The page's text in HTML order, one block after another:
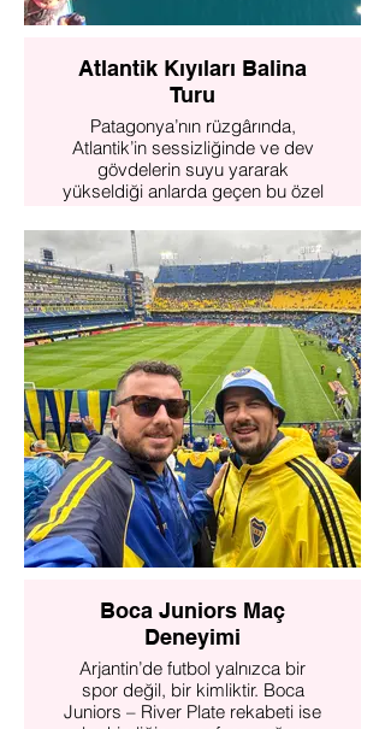
Atlantik Kıyıları Balina
Turu
Patagonya’nın rüzgârında,
Atlantik’in sessizliğinde ve dev
gövdelerin suyu yararak
yükseldiği anlarda geçen bu özel
beklemeyi bilenler ve tanıklığı bir
ayrıcalık olarak görenler için
tasarlandı.
Bu bir tur değil.
Bu, doğanın nefesini tutup sonra
yeniden verdiği anlara yakından
şahitlik etme deneyimi.
Puerto Madryn’den açıldığımız
sularda balinalarla aynı rotayı
paylaşacak, Valdés
Yarımadası’nda ise karadan,
sabırla ve sessizlikle onları
izleyeceğiz.
Fotoğraf makineleri kadar
Daha fazlasını incele
Boca Juniors Maç
Deneyimi
Arjantin’de futbol yalnızca bir
spor değil, bir kimliktir. Boca
Juniors – River Plate rekabeti ise